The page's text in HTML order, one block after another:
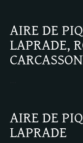
AIRE DE
LAPRADE,
AIRE DE
LAPRADE